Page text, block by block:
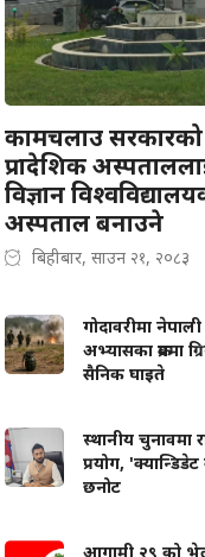
कामचलाउ सरकारको
प्रादेशिक
विज्ञान
अस्पताल बनाउने
बिहीबार, साउन २१, २०८३
गोदावरीमा
अभ्यासका क्रममा
सैनिक घाइते
स्थानीय चुनावमा
प्रयोग,
छनोट
आगामी २९ को